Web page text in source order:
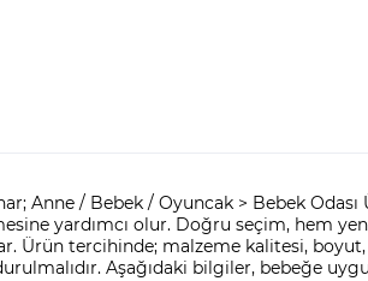
Anne / Bebek / Oyuncak > Bebek Odası
yardımcı olur. Doğru seçim, hem
Ürün tercihinde; malzeme kalitesi,
Aşağıdaki bilgiler, bebeğe